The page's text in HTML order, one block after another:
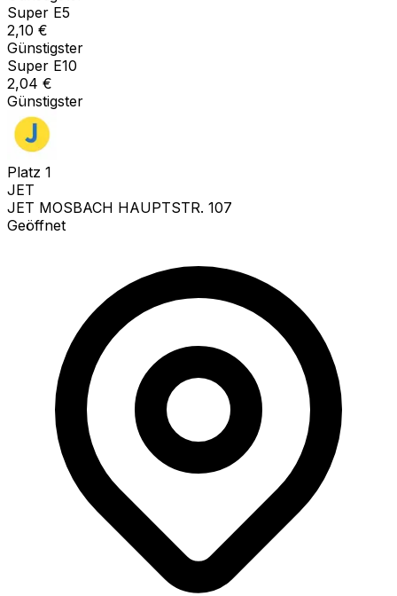
Super E5
2,10 €
Günstigster
Super E10
2,04 €
Günstigster
Platz 1
JET
JET MOSBACH HAUPTSTR. 107
Geöffnet